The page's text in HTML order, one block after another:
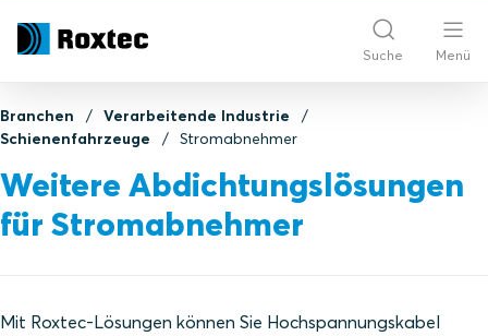
Suche Menü
Branchen
Verarbeitende Industrie
Schienenfahrzeuge
Stromabnehmer
Weitere Abdichtungslösungen
für Stromabnehmer
Mit Roxtec-Lösungen können Sie Hochspannungskabel